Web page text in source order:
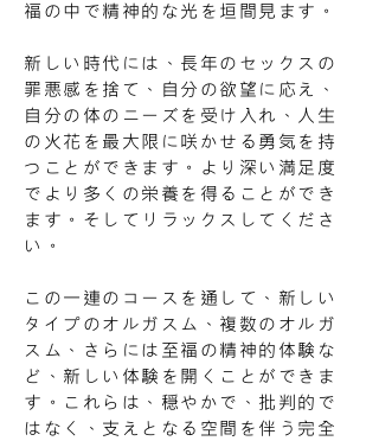
福の中で精神的な光を垣間見ます。
新しい時代には、長年のセックスの
罪悪感を捨て、自分の欲望に応え、
自分の体のニーズを受け入れ、人生
の火花を最大限に咲かせる勇気を持
つことができます。より深い満足度
でより多くの栄養を得ることができ
ます。そしてリラックスしてくださ
い。
この一連のコースを通して、新しい
タイプのオルガスム、複数のオルガ
スム、さらには至福の精神的体験な
ど、新しい体験を開くことができま
す。これらは、穏やかで、批判的で
はなく、支えとなる空間を伴う完全